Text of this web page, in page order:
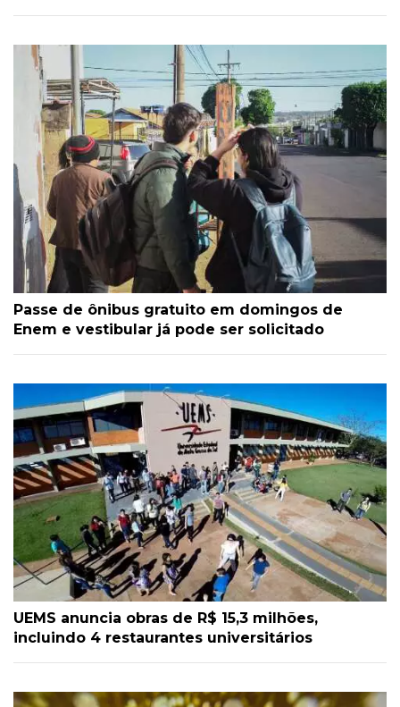
Passe de ônibus gratuito em domingos de
Enem e vestibular já pode ser solicitado
UEMS anuncia obras de R$ 15,3 milhões,
incluindo 4 restaurantes universitários